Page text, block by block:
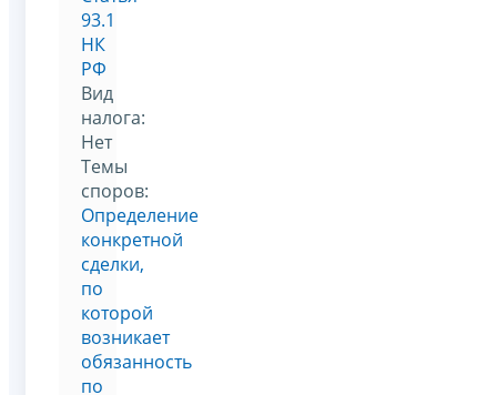
93.1
НК
РФ
Вид
налога:
Нет
Темы
споров:
Определение
конкретной
сделки,
по
которой
возникает
обязанность
по